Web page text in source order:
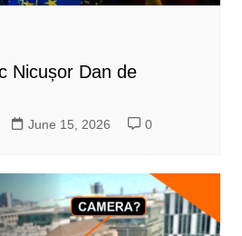
Nicușor Dan de
June 15, 2026 0